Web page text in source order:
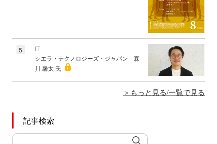
5
IT
シエラ・テクノロジーズ・ジャパン 森
川 馨太 氏
もっと見る/一覧で見る
記事検索